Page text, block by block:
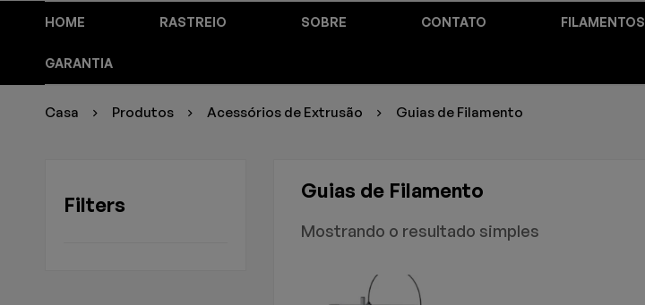
HOME RASTREIO SOBRE CONTATO FILAMENTOS
GARANTIA
Casa Produtos Acessórios de Extrusão Guias de Filamento
Filters
Guias de Filamento
Mostrando o resultado simples